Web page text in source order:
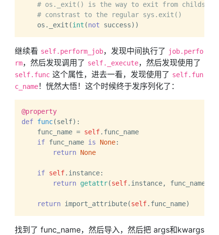
# os._exit() is the way to exit from childs
# constrast to the regular sys.exit()
    os._exit(
int (not
继续看 self.perform_job，发现中间执行了 job.perfo
rm，然后发现调用了 self._execute，然后发现使用了
self.func 这个属性，进去一看，发现使用了 self.fun
c_name！恍然大悟！这个时候终于发序列化了：
@property
def func(self):
    func_name =
self.func_name
if func_name is None:
return None
if self.instance:
return getattr(self.instance, func_name)
return import_attribute(self
找到了 func_name，然后导入，然后把 args和kwargs